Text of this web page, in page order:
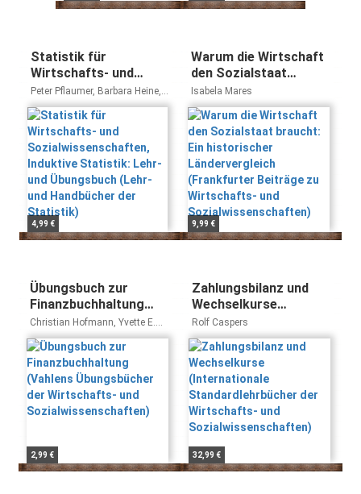
Statistik für
Wirtschafts- und
Sozialwissenschaften,
Induktive Statistik:
Lehr- und Übungsbuch
(Lehr- und Handbücher
der Statistik)
Peter Pflaumer, Barbara Heine,
Joachim Hartung
4,99 €
Warum die Wirtschaft
den Sozialstaat
braucht: Ein
historischer
Ländervergleich
(Frankfurter Beiträge
zu Wirtschafts- und
Sozialwissenschaften)
Isabela Mares
9,99 €
Übungsbuch zur
Finanzbuchhaltung
(Vahlens
Übungsbücher der
Wirtschafts- und
Sozialwissenschaften)
Christian Hofmann, Yvette E.
Hofmann, Hans-Ulrich Küpper
2,99 €
Zahlungsbilanz und
Wechselkurse
(Internationale
Standardlehrbücher
der Wirtschafts- und
Sozialwissenschaften)
Rolf Caspers
32,99 €